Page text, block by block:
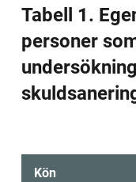
Tabell 1.
personer
Kön